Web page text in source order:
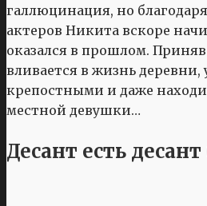
галлюцинация, но
актеров Никита вскоре
оказался в прошлом.
вливается в жизнь деревни,
крепостными и даже
местной девушки…
Десант есть